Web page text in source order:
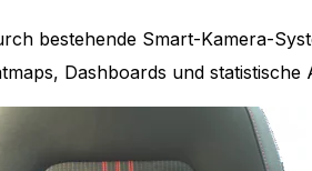
bestehende Smart-Kamera-
Dashboards und